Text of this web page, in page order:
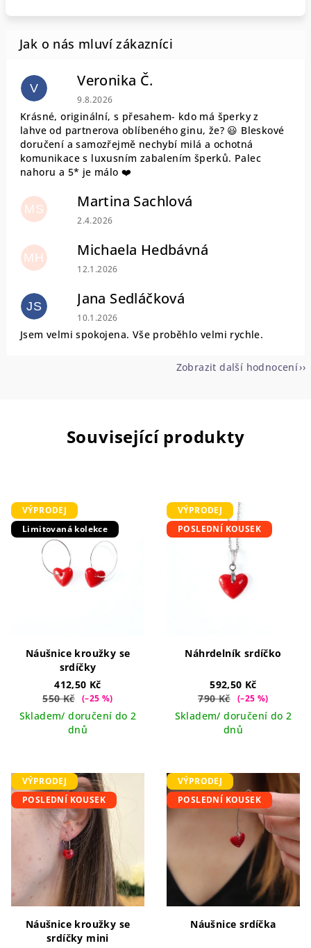
V Veronika Č.
Hodnocení obchodu je 5 z 5 hvězdiček.
9.8.2026
Krásné, originální, s přesahem- kdo má šperky z
lahve od partnerova oblíbeného ginu, že? 😃 Bleskové
doručení a samozřejmě nechybí milá a ochotná
komunikace s luxusním zabalením šperků. Palec
nahoru a 5* je málo ❤️
MS Martina Sachlová
Hodnocení obchodu je 5 z 5 hvězdiček.
2.4.2026
MH Michaela Hedbávná
Hodnocení obchodu je 5 z 5 hvězdiček.
12.1.2026
JS Jana Sedláčková
Hodnocení obchodu je 5 z 5 hvězdiček.
10.1.2026
Jsem velmi spokojena. Vše proběhlo velmi rychle.
Zobrazit další hodnocení
Související produkty
VÝPRODEJ
Limitovaná kolekce
Náušnice kroužky se
srdíčky
412,50 Kč
550 Kč
(–25 %)
Skladem/ doručení do 2
dnů
VÝPRODEJ
POSLEDNÍ KOUSEK
Náhrdelník srdíčko
592,50 Kč
790 Kč
(–25 %)
Skladem/ doručení do 2
dnů
VÝPRODEJ
POSLEDNÍ KOUSEK
Náušnice kroužky se
srdíčky mini
VÝPRODEJ
POSLEDNÍ KOUSEK
Náušnice srdíčka